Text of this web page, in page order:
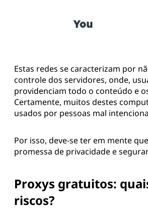
Estas redes se caracterizam por
controle dos servidores, onde,
providenciam todo o conteúdo e
Certamente, muitos destes
usados por pessoas mal
Por isso, deve-se ter em mente
promessa de privacidade e
Proxys gratuitos:
riscos?